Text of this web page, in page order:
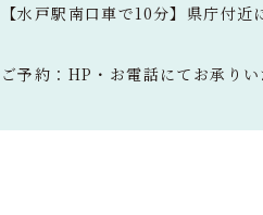
【水戸駅南口車で10分】県庁付
ご予約：HP・お電話にてお承りい